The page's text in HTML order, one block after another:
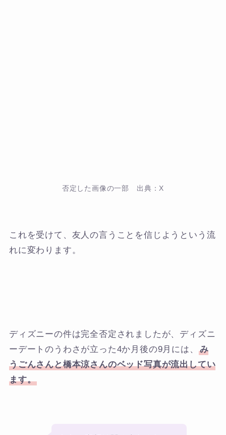
否定した画像の一部 出典：X
これを受けて、友人の言うことを信じようという流
れに変わります。
ディズニーの件は完全否定されましたが、ディズニ
ーデートのうわさが立った4か月後の9月には、
み
うごんさんと橋本涼さんのベッド写真が流出してい
ます。